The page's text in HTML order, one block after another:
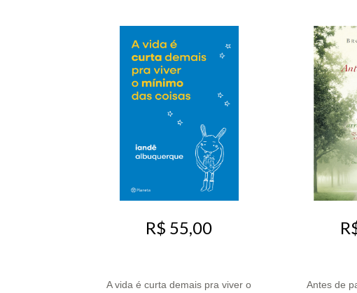
R$ 55,00
A vida é curta demais pra viver o
Antes de